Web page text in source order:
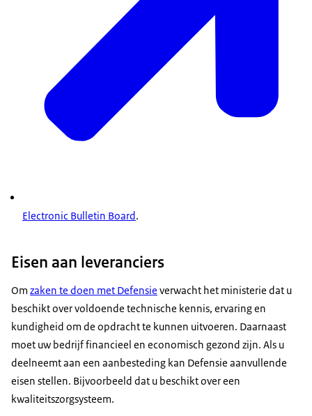
Electronic Bulletin Board.
Eisen aan leveranciers
Om zaken te doen met Defensie verwacht het ministerie dat u
beschikt over voldoende technische kennis, ervaring en
kundigheid om de opdracht te kunnen uitvoeren. Daarnaast
moet uw bedrijf financieel en economisch gezond zijn. Als u
deelneemt aan een aanbesteding kan Defensie aanvullende
eisen stellen. Bijvoorbeeld dat u beschikt over een
kwaliteitszorgsysteem.